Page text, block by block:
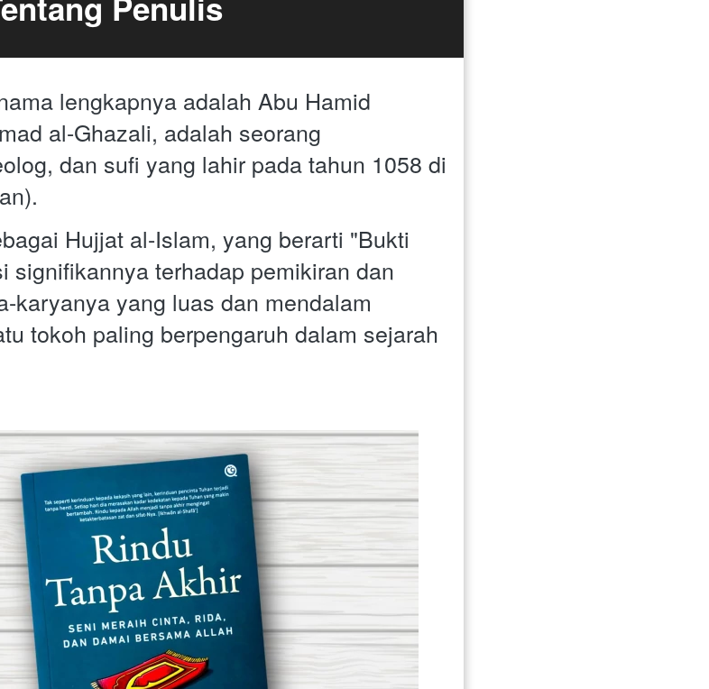
lengkapnya adalah Abu Hamid
al-Ghazali, adalah seorang
dan sufi yang lahir pada tahun 1058 di
Hujjat al-Islam, yang berarti "Bukti
signifikannya terhadap pemikiran dan
karyanya yang luas dan mendalam
tokoh paling berpengaruh dalam sejarah